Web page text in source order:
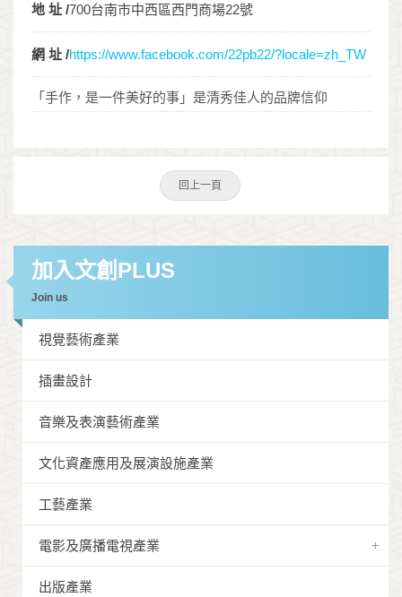
地 址 /700台南市中西區西門商場22號
網 址 /https://www.facebook.com/22pb22/?locale=zh_TW
「手作，是一件美好的事」是清秀佳人的品牌信仰
回上一頁
加入文創PLUS
Join us
視覺藝術產業
插畫設計
音樂及表演藝術產業
文化資產應用及展演設施產業
工藝產業
電影及廣播電視產業
出版產業